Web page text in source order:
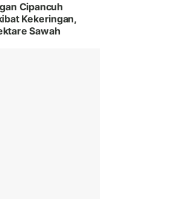
Cipancuh
Kekeringan,
Sawah